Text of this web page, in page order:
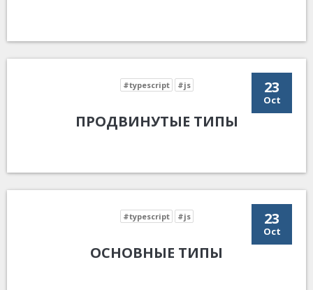
23
Oct
#typescript #js
ПРОДВИНУТЫЕ ТИПЫ
23
Oct
#typescript #js
ОСНОВНЫЕ ТИПЫ